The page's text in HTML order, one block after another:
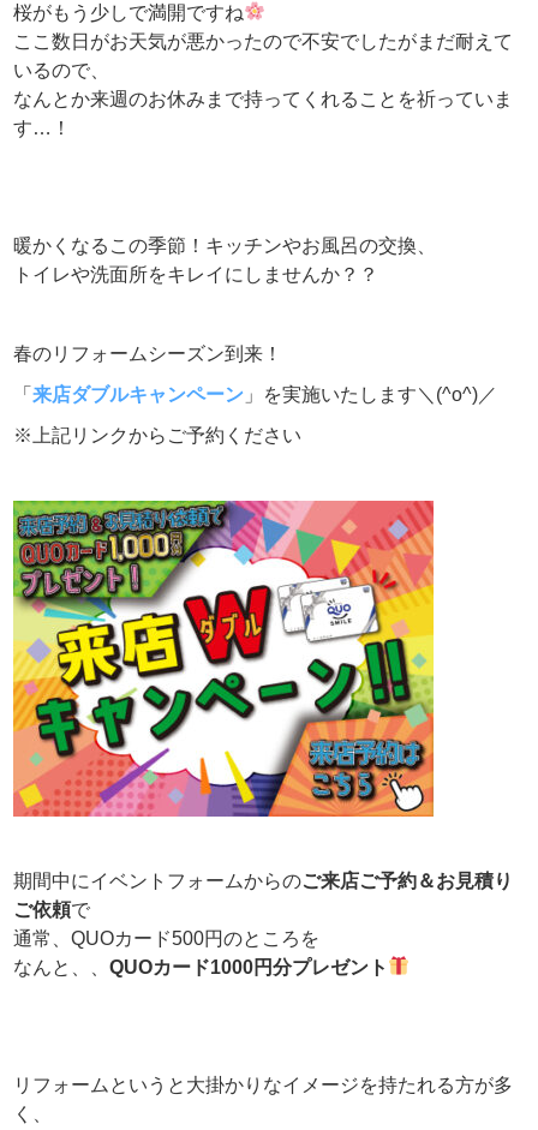
桜がもう少しで満開ですね
ここ数日がお天気が悪かったので不安でしたがまだ耐えて
いるので、
なんとか来週のお休みまで持ってくれることを祈っていま
す…！
暖かくなるこの季節！キッチンやお風呂の交換、
トイレや洗面所をキレイにしませんか？？
春のリフォームシーズン到来！
「来店ダブルキャンペーン 」を実施いたします＼(^o^)／
※上記リンクからご予約ください
期間中にイベントフォームからのご来店ご予約＆お見積り
ご依頼で
通常、QUOカード500円のところを
なんと、、QUOカード1000円分プレゼント
リフォームというと大掛かりなイメージを持たれる方が多
く、